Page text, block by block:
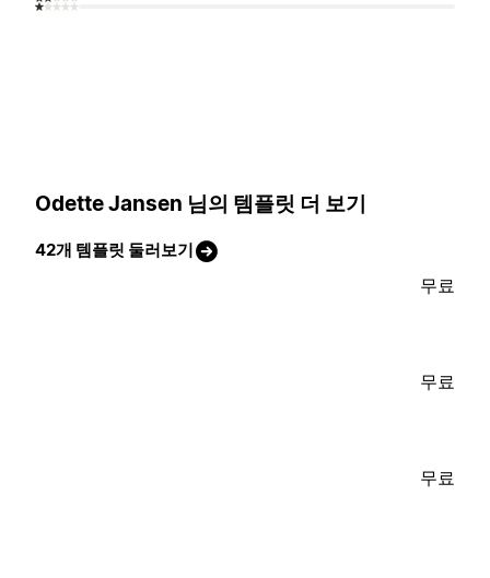
Odette Jansen 님의 템플릿 더 보기
42개 템플릿 둘러보기
무료
무료
무료